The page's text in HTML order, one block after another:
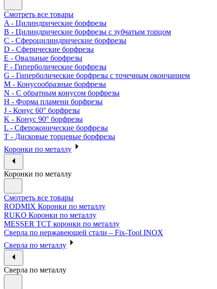
Смотреть все товары
A - Цилиндрические борфрезы
B - Цилиндрические борфрезы с зубчатым торцом
C - Сфероцилиндрические борфрезы
D - Сферические борфрезы
E - Овальные борфрезы
F - Гиперболические борфрезы
G - Гиперболические борфрезы с точечным окончанием
M - Конусообразные борфрезы
N - С обратным конусом борфрезы
H - Форма пламени борфрезы
J - Конус 60° борфрезы
K - Конус 90° борфрезы
L - Сфероконические борфрезы
T - Дисковые торцевые борфрезы
Коронки по металлу
Коронки по металлу
Смотреть все товары
RODMIX Коронки по металлу
RUKO Коронки по металлу
MESSER ТСТ коронки по металлу
Сверла по нержавеющей стали – Fix-Tool INOX
Сверла по металлу
Сверла по металлу